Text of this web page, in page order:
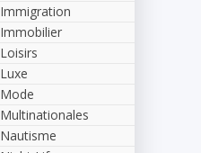
Immigration
Immobilier
Loisirs
Luxe
Mode
Multinationales
Nautisme